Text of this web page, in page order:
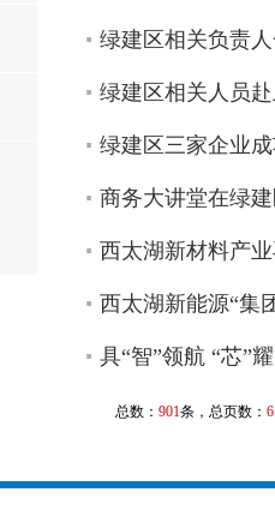
绿建区相关负责
绿建区相关人员
绿建区三家企业
商务大讲堂在绿
西太湖新材料产
西太湖新能源“集
具“智”领航 “芯”
总数： 901条，总页数：